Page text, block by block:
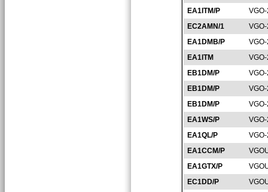
EA1ITM/P
EC2AMN/1
EA1DMB/P
EA1ITM
EB1DM/P
EB1DM/P
EB1DM/P
EA1WS/P
EA1QL/P
EA1CCM/P
EA1GTX/P
EC1DD/P